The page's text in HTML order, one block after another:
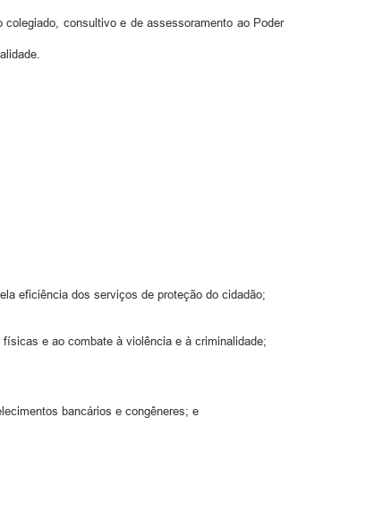
consultivo e de assessoramento ao Poder
eficiência dos serviços de proteção do cidadão;
e ao combate à violência e à criminalidade;
bancários e congêneres; e